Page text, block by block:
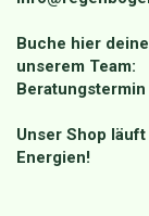
Buche hier
unserem Team:
Unser Shop
Energien!